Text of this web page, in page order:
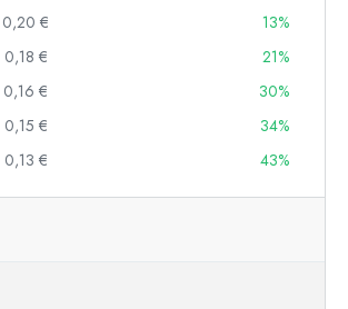
0,20 €
13%
0,18 €
21%
0,16 €
30%
0,15 €
34%
0,13 € 43%